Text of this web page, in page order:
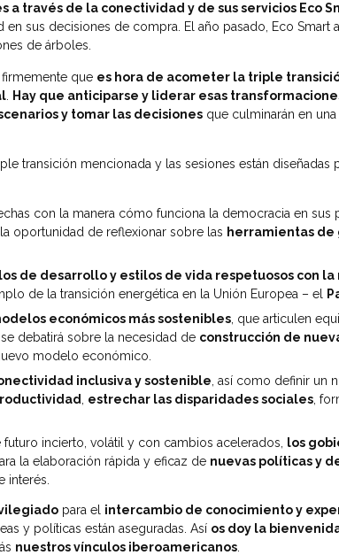
a través de la conectividad y de sus servicios Eco
sus decisiones de compra. El año pasado, Eco Smart
de árboles.
firmemente que es hora de acometer la triple
Hay que anticiparse y liderar esas
y tomar las decisiones que culminarán en
transición mencionada y las sesiones están diseñadas
con la manera cómo funciona la democracia en sus
oportunidad de reflexionar sobre las herramientas
de desarrollo y estilos de vida respetuosos con
de la transición energética en la Unión Europea – el
económicos más sostenibles, que articulen
debatirá sobre la necesidad de construcción de
modelo económico.
inclusiva y sostenible, así como definir un
, estrechar las disparidades sociales,
futuro incierto, volátil y con cambios acelerados, los
la elaboración rápida y eficaz de nuevas políticas y
interés.
para el intercambio de conocimiento y
y políticas están aseguradas. Así os doy la
nuestros vínculos iberoamericanos